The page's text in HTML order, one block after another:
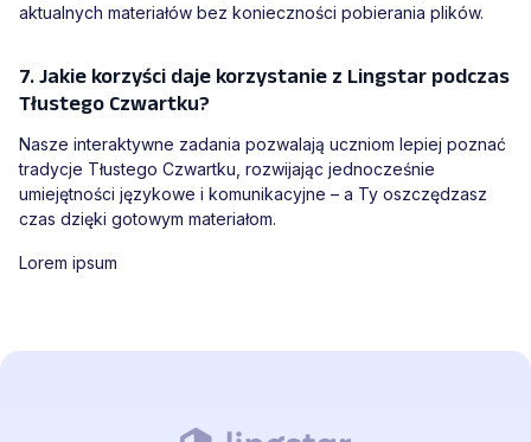
aktualnych materiałów bez konieczności pobierania plików.
7. Jakie korzyści daje korzystanie z Lingstar podczas
Tłustego Czwartku?
Nasze interaktywne zadania pozwalają uczniom lepiej poznać
tradycje Tłustego Czwartku, rozwijając jednocześnie
umiejętności językowe i komunikacyjne – a Ty oszczędzasz
czas dzięki gotowym materiałom.
Lorem ipsum